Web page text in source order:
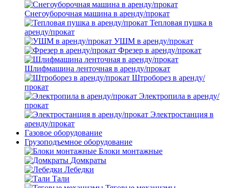
Снегоуборочная машина в аренду/прокат
Тепловая пушка в
аренду/прокат
УШМ в аренду/прокат
Фрезер в аренду/прокат
Шлифмашина ленточная в аренду/прокат
Штроборез в аренду/
прокат
Электропила в аренду/
прокат
Электростанция в
аренду/прокат
Газовое оборудование
Грузоподъемное оборудование
Блоки монтажные
Домкраты
Лебедки
Тали